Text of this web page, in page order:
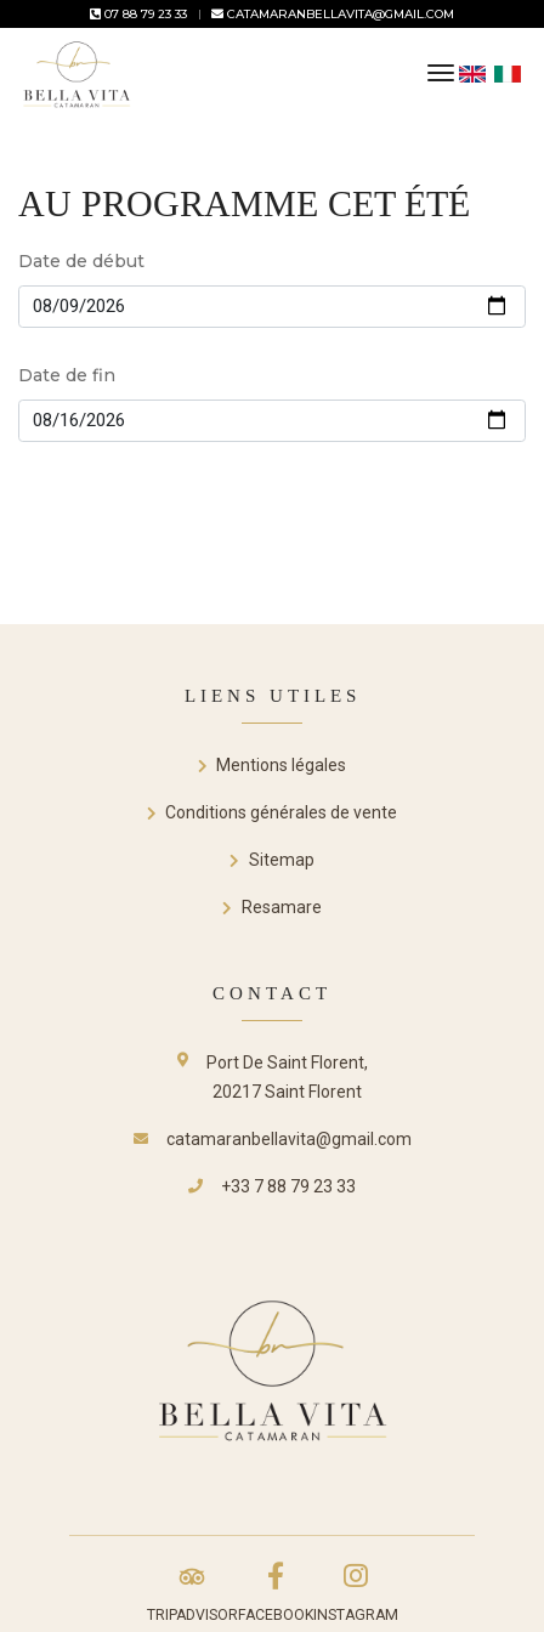
07 88 79 23 33 CATAMARANBELLAVITA@GMAIL.COM
toggle
AU PROGRAMME CET ÉTÉ
Date de début
Date de fin
LIENS UTILES
Mentions légales
Conditions générales de vente
Sitemap
Resamare
CONTACT
Port De Saint Florent,
20217 Saint Florent
catamaranbellavita@gmail.com
+33 7 88 79 23 33
TRIPADVISORFACEBOOKINSTAGRAM